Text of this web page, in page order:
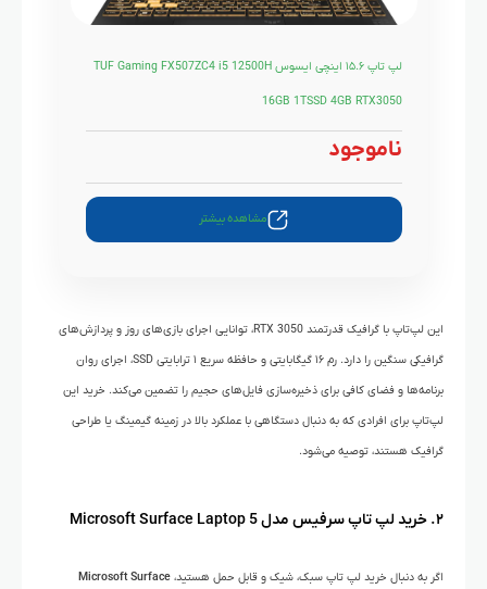
لپ تاپ ۱۵.۶ اینچی ایسوس TUF Gaming FX507ZC4 i5 12500H
16GB 1TSSD 4GB RTX3050
ناموجود
مشاهده بیشتر
این لپ‌تاپ با گرافیک قدرتمند RTX 3050، توانایی اجرای بازی‌های روز و پردازش‌های
گرافیکی سنگین را دارد. رم ۱۶ گیگابایتی و حافظه سریع ۱ ترابایتی SSD، اجرای روان
برنامه‌ها و فضای کافی برای ذخیره‌سازی فایل‌های حجیم را تضمین می‌کند. خرید این
لپ‌تاپ برای افرادی که به دنبال دستگاهی با عملکرد بالا در زمینه گیمینگ یا طراحی
گرافیک هستند، توصیه می‌شود.
۲. خرید لپ تاپ سرفیس مدل Microsoft Surface Laptop 5
اگر به دنبال خرید لپ تاپ سبک، شیک و قابل حمل هستید، Microsoft Surface